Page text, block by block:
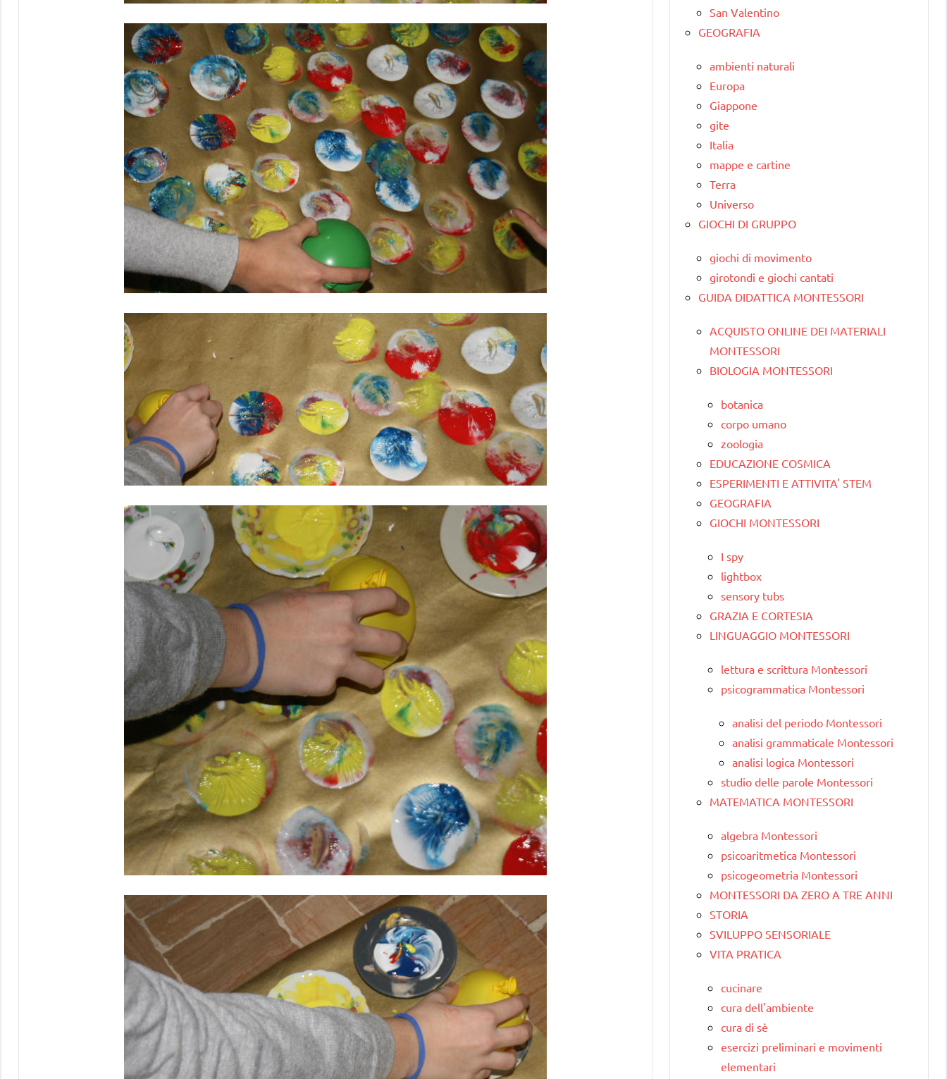
San Valentino
GEOGRAFIA
ambienti naturali
Europa
Giappone
gite
Italia
mappe e cartine
Terra
Universo
GIOCHI DI GRUPPO
giochi di movimento
girotondi e giochi cantati
GUIDA DIDATTICA MONTESSORI
ACQUISTO ONLINE DEI MATERIALI
MONTESSORI
BIOLOGIA MONTESSORI
botanica
corpo umano
zoologia
EDUCAZIONE COSMICA
ESPERIMENTI E ATTIVITA' STEM
GEOGRAFIA
GIOCHI MONTESSORI
I spy
lightbox
sensory tubs
GRAZIA E CORTESIA
LINGUAGGIO MONTESSORI
lettura e scrittura Montessori
psicogrammatica Montessori
analisi del periodo Montessori
analisi grammaticale Montessori
analisi logica Montessori
studio delle parole Montessori
MATEMATICA MONTESSORI
algebra Montessori
psicoaritmetica Montessori
psicogeometria Montessori
MONTESSORI DA ZERO A TRE ANNI
STORIA
SVILUPPO SENSORIALE
VITA PRATICA
cucinare
cura dell'ambiente
cura di sè
esercizi preliminari e movimenti
elementari